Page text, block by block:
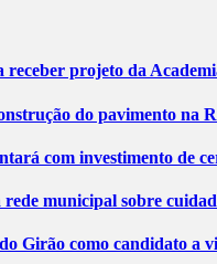
projeto da
do pavimento na
com investimento de
rede municipal sobre
Girão como candidato a